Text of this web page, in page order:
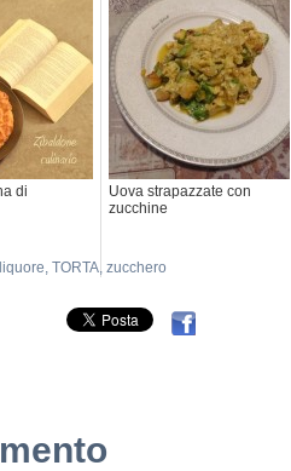
di
Uova strapazzate con
zucchine
liquore, TORTA, zucchero